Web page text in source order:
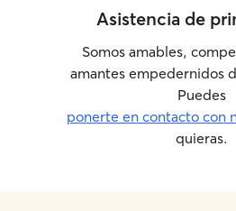
Asistencia de
Somos amables,
amantes empedernidos
Puedes
ponerte en contacto con
quieras.